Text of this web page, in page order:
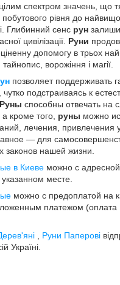
спектром значень, що
рівня до
Глибинний сенс рун
цивілізації. Руни
допомогу в трьох
ворожіння і магії.
позволяет поддерживать
подстраиваясь к
Руны способны отвечать на
кроме того, руны можно
лечения, привлечения
― для
законов нашей жизни.
в Киеве можно с адресной
месте.
можно с предоплатой на
платежом (оплата
, Руни Паперові
Україні.